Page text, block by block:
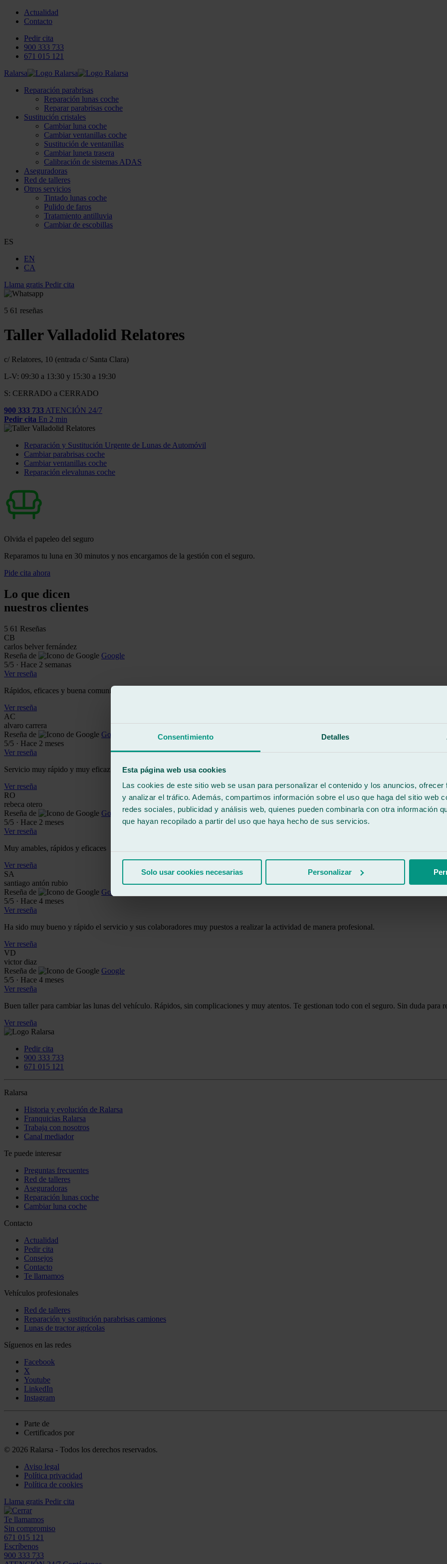
Consentimiento Detalles
Esta página web usa cookies
Las cookies de este sitio web se usan para personalizar el contenido y los anuncios,
y analizar el tráfico. Además, compartimos información sobre el uso que haga del sitio web
redes sociales, publicidad y análisis web, quienes pueden combinarla con otra información
que hayan recopilado a partir del uso que haya hecho de sus servicios.
Solo usar cookies necesarias Personalizar
Actualidad
Contacto
Pedir cita
900 333 733
671 015 121
Ralarsa
Reparación parabrisas
Reparación lunas coche
Reparar parabrisas coche
Sustitución cristales
Cambiar luna coche
Cambiar ventanillas coche
Sustitución de ventanillas
Cambiar luneta trasera
Calibración de sistemas ADAS
Aseguradoras
Red de talleres
Otros servicios
Tintado lunas coche
Pulido de faros
Tratamiento antilluvia
Cambiar de escobillas
ES
EN
CA
Llama gratis Pedir cita
5 61 reseñas
Taller Valladolid Relatores
c/ Relatores, 10 (entrada c/ Santa Clara)
L-V: 09:30 a 13:30 y 15:30 a 19:30
S: CERRADO a CERRADO
900 333 733 ATENCIÓN 24/7
Pedir cita En 2 min
Reparación y Sustitución Urgente de Lunas de Automóvil
Cambiar parabrisas coche
Cambiar ventanillas coche
Reparación elevalunas coche
Olvida el papeleo del seguro
Reparamos tu luna en 30 minutos y nos encargamos de la gestión con el seguro.
Pide cita ahora
Lo que dicen
nuestros clientes
5 61 Reseñas
CB
carlos belver fernández
Reseña de
Google
5/5 · Hace 2 semanas
Ver reseña
Rápidos, eficaces y buena comunicación. Dan facilidades sobre la hora de dejada y recogida del vehículo.
Ver reseña
AC
alvaro carrera
Reseña de
Google
5/5 · Hace 2 meses
Ver reseña
Servicio muy rápido y muy eficaz, repetiría sin dudarlo
Ver reseña
RO
rebeca otero
Reseña de
Google
5/5 · Hace 2 meses
Ver reseña
Muy amables, rápidos y eficaces
Ver reseña
SA
santiago antón rubio
Reseña de
Google
5/5 · Hace 4 meses
Ver reseña
Ha sido muy bueno y rápido el servicio y sus colaboradores muy puestos a realizar la actividad de manera profesional.
Ver reseña
VD
victor diaz
Reseña de
Google
5/5 · Hace 4 meses
Ver reseña
Buen taller para cambiar las lunas del vehículo. Rápidos, sin complicaciones y muy atentos. Te gestionan todo con el seguro. Sin duda para
Ver reseña
Pedir cita
900 333 733
671 015 121
Ralarsa
Historia y evolución de Ralarsa
Franquicias Ralarsa
Trabaja con nosotros
Canal mediador
Te puede interesar
Preguntas frecuentes
Red de talleres
Aseguradoras
Reparación lunas coche
Cambiar luna coche
Contacto
Actualidad
Pedir cita
Consejos
Contacto
Te llamamos
Vehículos profesionales
Red de talleres
Reparación y sustitución parabrisas camiones
Lunas de tractor agrícolas
Síguenos en las redes
Facebook
X
Youtube
LinkedIn
Instagram
Parte de
Certificados por
© 2026 Ralarsa - Todos los derechos reservados.
Aviso legal
Política privacidad
Política de cookies
Llama gratis Pedir cita
Te llamamos
Sin compromiso
671 015 121
Escríbenos
900 333 733